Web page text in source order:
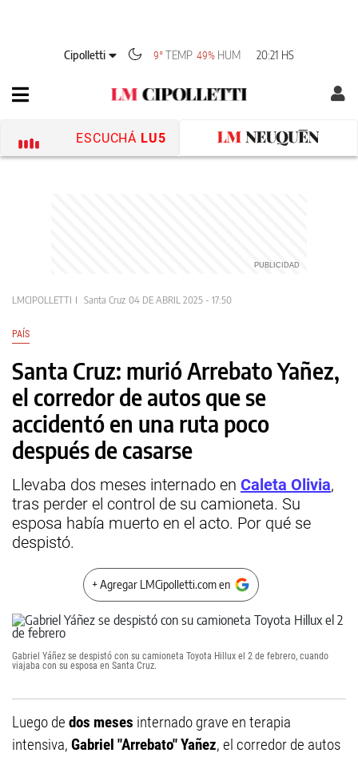
Cipolletti 9° TEMP 49% HUM 20:21 HS
ESCUCHÁ LU5
LMCIPOLLETTI Santa Cruz 04 DE ABRIL 2025 - 17:50
PAÍS
Santa Cruz: murió Arrebato Yañez,
el corredor de autos que se
accidentó en una ruta poco
después de casarse
Llevaba dos meses internado en Caleta Olivia,
tras perder el control de su camioneta. Su
esposa había muerto en el acto. Por qué se
despistó.
+ Agregar LMCipolletti.com en
Gabriel Yáñez se despistó con su camioneta Toyota Hillux el 2 de febrero, cuando
viajaba con su esposa en Santa Cruz.
Luego de dos meses internado grave en terapia
intensiva, Gabriel "Arrebato" Yañez, el corredor de autos